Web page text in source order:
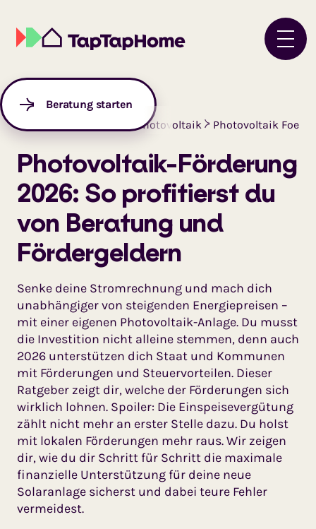
Beratung starten
Startseite
Photovoltaik Photovoltaik
Photovoltaik-Förderung
2026:­ So profitierst du
von Beratung und
Förder­­geldern
Senke deine Stromrechnung und mach dich
unabhängiger von steigenden Energiepreisen –
mit einer eigenen Photovoltaik-Anlage. Du musst
die Investition nicht alleine stemmen, denn auch
2026 unterstützen dich Staat und Kommunen
mit Förderungen und Steuervorteilen. Dieser
Ratgeber zeigt dir, welche der Förderungen sich
wirklich lohnen. Spoiler: Die Einspeisevergütung
zählt nicht mehr an erster Stelle dazu. Du holst
mit lokalen Förderungen mehr raus. Wir zeigen
dir, wie du dir Schritt für Schritt die maximale
finanzielle Unterstützung für deine neue
Solaranlage sicherst und dabei teure Fehler
vermeidest.